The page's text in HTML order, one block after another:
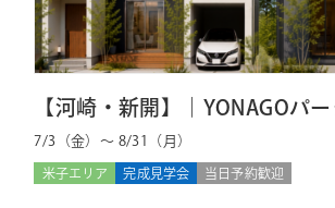
【河崎・新開】｜YONAGOパ
7/3（金）～ 8/31（月）
米子エリア 完成見学会 当日予約歓迎